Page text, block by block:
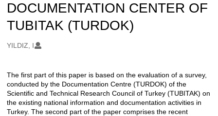
DOCUMENTATION CENTER OF
TUBITAK (TURDOK)
Oluşturanlar
YILDIZ, I
Açıklama
The first part of this paper is based on the evaluation of a survey,
conducted by the Documentation Centre (TURDOK) of the
Scientific and Technical Research Council of Turkey (TUBITAK) on
the existing national information and documentation activities in
Turkey. The second part of the paper comprises the recent